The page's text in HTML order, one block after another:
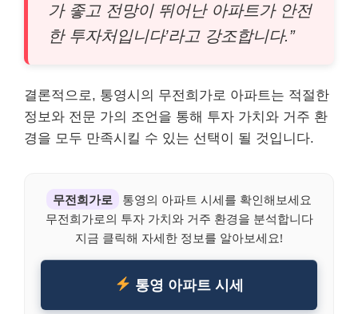
가 좋고 전망이 뛰어난 아파트가 안전
한 투자처입니다’라고 강조합니다.”
결론적으로, 통영시의 무전희가로 아파트는 적절한
정보와 전문 가의 조언을 통해 투자 가치와 거주 환
경을 모두 만족시킬 수 있는 선택이 될 것입니다.
무전희가로
통영의 아파트 시세를 확인해보세요
무전희가로의 투자 가치와 거주 환경을 분석합니다
지금 클릭해 자세한 정보를 알아보세요!
통영 아파트 시세